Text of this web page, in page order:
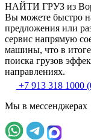
НАЙТИ ГРУЗ из
Вы можете быстро
предложения или
сервис напрямую
машины, что в
поиска грузов
направлениях.
+7 913 318 1000
Мы в мессенджерах